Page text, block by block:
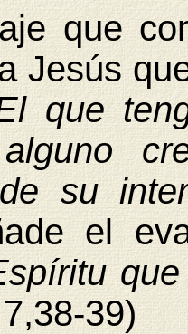
que
Jesús
que
su
el
39)